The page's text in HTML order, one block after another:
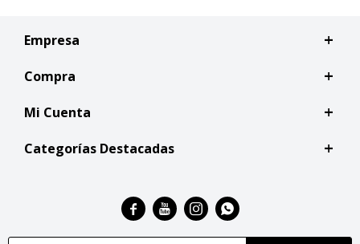
Empresa
Compra
Mi Cuenta
Categorías Destacadas
   